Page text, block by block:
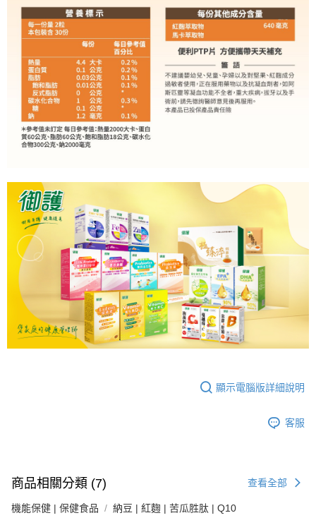
顯示電腦版詳細說明
客服
商品相關分類 (7) 查看全部
機能保健 | 保健食品 納豆 | 紅麴 | 苦瓜胜肽 | Q10